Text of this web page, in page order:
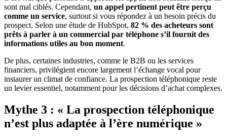
sont mal ciblés. Cependant, un appel pertinent peut être perçu
comme un service, surtout si vous répondez à un besoin précis du
prospect. Selon une étude de HubSpot, 82 % des acheteurs sont
prêts à parler à un commercial par téléphone s’il fournit des
informations utiles au bon moment.
De plus, certaines industries, comme le B2B ou les services
financiers, privilégient encore largement l’échange vocal pour
instaurer un climat de confiance. La prospection téléphonique reste
un levier essentiel, notamment pour les décisions d’achat complexes.
Mythe 3 : « La prospection téléphonique
n’est plus adaptée à l’ère numérique »